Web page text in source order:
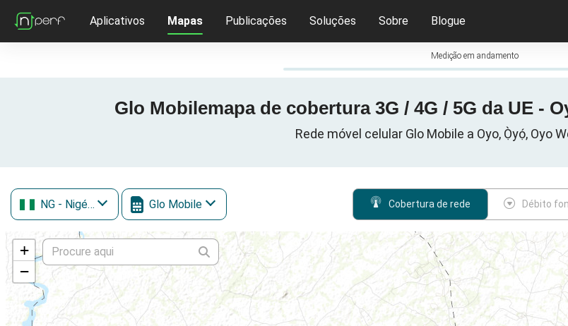
Aplicativos Mapas Publicações Soluções Sobre Blogue
Medição em andamento
Glo Mobilemapa de cobertura 3G / 4G / 5G da UE -
Rede móvel celular Glo Mobile a Oyo, Ọ̀yọ́, Oyo
NG - Nigéria Glo Mobile Cobertura de rede Débito
+
−